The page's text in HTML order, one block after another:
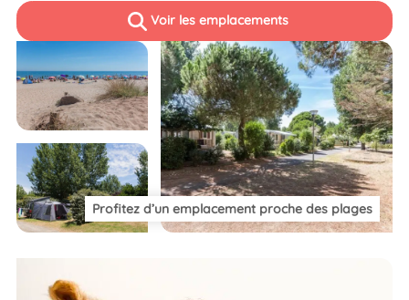
Voir les emplacements
Profitez d’un emplacement proche des plages